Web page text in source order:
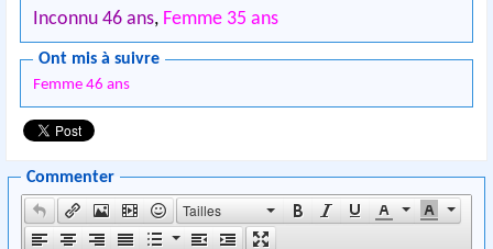
Inconnu 46 ans, Femme 35 ans
Ont mis à suivre
Femme 46 ans
Commenter
Tailles